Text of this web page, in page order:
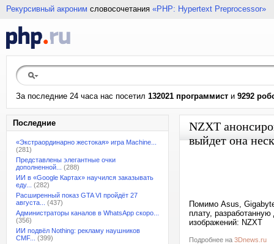
Рекурсивный акроним словосочетания «PHP: Hypertext Preprocessor»
За последние 24 часа нас посетил 132021 программист и 9292
Последние
«Экстраординарно жестокая» игра Machine...
(281)
Представлены элегантные очки
дополненной...
(288)
ИИ в «Google Картах» научился заказывать
еду...
(282)
Расширенный показ GTA VI пройдёт 27
августа...
(437)
Администраторы каналов в WhatsApp скоро...
(356)
ИИ подвёл Nothing: рекламу наушников
CMF...
(399)
NZXT
выйдет она
Помимо Asus,
плату,
изображений: NZXT
Подробнее на 3Dnews.ru